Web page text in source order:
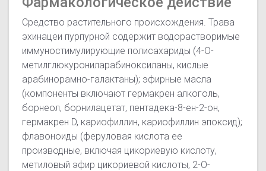
Средство растительного происхождения. Трава
эхинацеи пурпурной содержит водорастворимые
иммуностимулирующие полисахариды (4-О-
метилглюкурониларабиноксиланы, кислые
арабинорамно-галактаны); эфирные масла
(компоненты включают гермакрен алкоголь,
борнеол, борнилацетат, пентадека-8-ен-2-он,
гермакрен D, кариофиллин, кариофиллин эпоксид);
флавоноиды (феруловая кислота ее
производные, включая цикориевую кислоту,
метиловый эфир цикориевой кислоты, 2-О-